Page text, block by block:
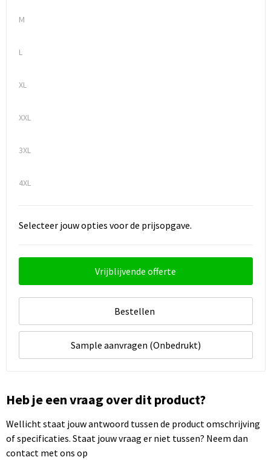
M
L
XL
XXL
3XL
4XL
Selecteer jouw opties voor de prijsopgave.
Vrijblijvende offerte
Bestellen
Sample aanvragen (Onbedrukt)
Heb je een vraag over dit product?
Wellicht staat jouw antwoord tussen de product omschrijving
of specificaties. Staat jouw vraag er niet tussen? Neem dan
contact met ons op